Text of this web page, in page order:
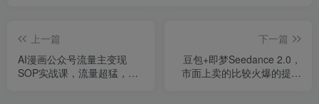
上一篇
AI漫画公众号流量主变现
SOP实战课，流量超猛，制
下一篇
豆包+即梦Seedance 2.0，
市面上卖的比较火爆的提示